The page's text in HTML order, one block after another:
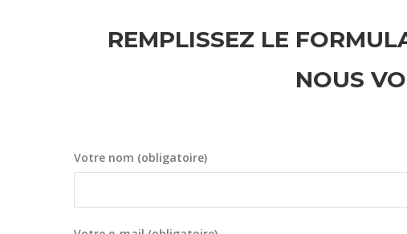
REMPLISSEZ LE
NOUS
Votre nom (obligatoire)